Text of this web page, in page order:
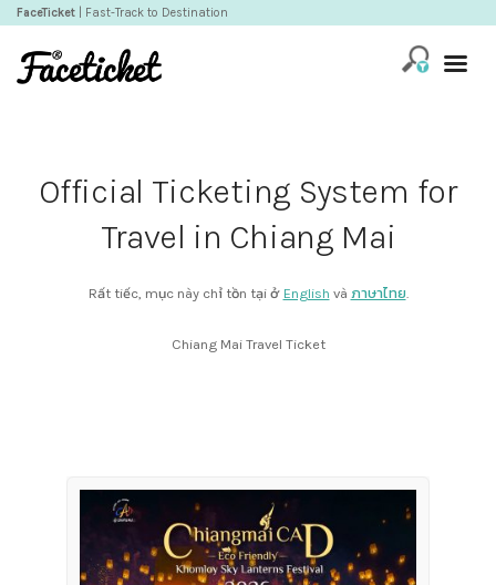
FaceTicket | Fast-Track to Destination
Official Ticketing System for
Travel in Chiang Mai
Rất tiếc, mục này chỉ tồn tại ở English và ภาษาไทย
Chiang Mai Travel Ticket